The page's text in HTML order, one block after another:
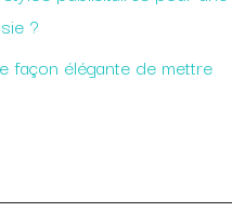
?
façon élégante de mettre